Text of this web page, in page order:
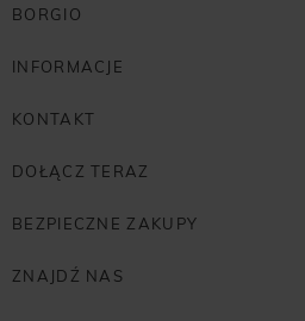
BORGIO
INFORMACJE
KONTAKT
DOŁĄCZ TERAZ
BEZPIECZNE ZAKUPY
ZNAJDŹ NAS